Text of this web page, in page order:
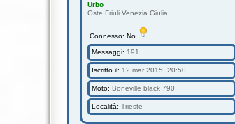
Urbo
Oste Friuli Venezia Giulia
Connesso: No
Messaggi: 191
Iscritto il: 12 mar 2015, 20:50
Moto: Boneville black 790
Località: Trieste